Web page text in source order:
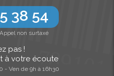
38 54
Appel non surtaxé
pas !
à votre écoute
- Ven de 9h à 16h30